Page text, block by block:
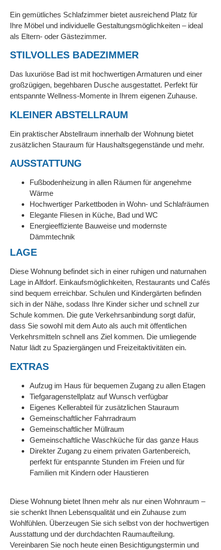
Ein gemütliches Schlafzimmer bietet ausreichend Platz für
Ihre Möbel und individuelle Gestaltungsmöglichkeiten – ideal
als Eltern- oder Gästezimmer.
STILVOLLES BADEZIMMER
Das luxuriöse Bad ist mit hochwertigen Armaturen und einer
großzügigen, begehbaren Dusche ausgestattet. Perfekt für
entspannte Wellness-Momente in Ihrem eigenen Zuhause.
KLEINER ABSTELLRAUM
Ein praktischer Abstellraum innerhalb der Wohnung bietet
zusätzlichen Stauraum für Haushaltsgegenstände und mehr.
AUSSTATTUNG
Fußbodenheizung in allen Räumen für angenehme
Wärme
Hochwertiger Parkettboden in Wohn- und Schlafräumen
Elegante Fliesen in Küche, Bad und WC
Energieeffiziente Bauweise und modernste
Dämmtechnik
LAGE
Diese Wohnung befindet sich in einer ruhigen und naturnahen
Lage in Alfdorf. Einkaufsmöglichkeiten, Restaurants und Cafés
sind bequem erreichbar. Schulen und Kindergärten befinden
sich in der Nähe, sodass Ihre Kinder sicher und schnell zur
Schule kommen. Die gute Verkehrsanbindung sorgt dafür,
dass Sie sowohl mit dem Auto als auch mit öffentlichen
Verkehrsmitteln schnell ans Ziel kommen. Die umliegende
Natur lädt zu Spaziergängen und Freizeitaktivitäten ein.
EXTRAS
Aufzug im Haus für bequemen Zugang zu allen Etagen
Tiefgaragenstellplatz auf Wunsch verfügbar
Eigenes Kellerabteil für zusätzlichen Stauraum
Gemeinschaftlicher Fahrradraum
Gemeinschaftlicher Müllraum
Gemeinschaftliche Waschküche für das ganze Haus
Direkter Zugang zu einem privaten Gartenbereich,
perfekt für entspannte Stunden im Freien und für
Familien mit Kindern oder Haustieren
Diese Wohnung bietet Ihnen mehr als nur einen Wohnraum –
sie schenkt Ihnen Lebensqualität und ein Zuhause zum
Wohlfühlen. Überzeugen Sie sich selbst von der hochwertigen
Ausstattung und der durchdachten Raumaufteilung.
Vereinbaren Sie noch heute einen Besichtigungstermin und